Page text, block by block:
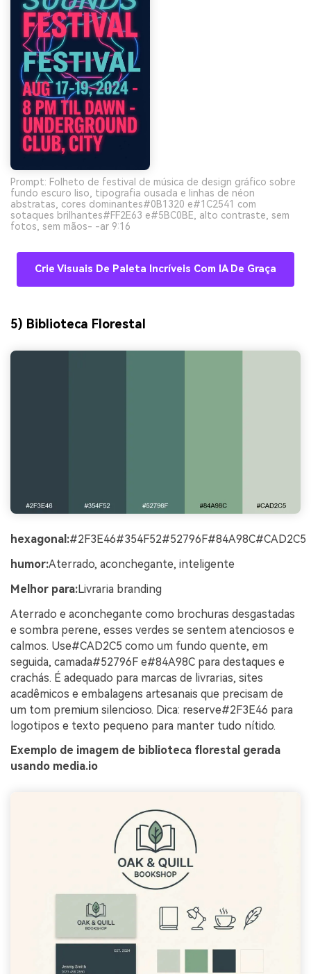
Prompt: Folheto de festival de música de design gráfico sobre
fundo escuro liso, tipografia ousada e linhas de néon
abstratas, cores dominantes#0B1320 e#1C2541 com
sotaques brilhantes#FF2E63 e#5BC0BE, alto contraste, sem
fotos, sem mãos- -ar 9:16
Crie Visuais De Paleta Incríveis Com IA De Graça
5) Biblioteca Florestal
hexagonal:#2F3E46#354F52#52796F#84A98C#CAD2C5
humor:Aterrado, aconchegante, inteligente
Melhor para:Livraria branding
Aterrado e aconchegante como brochuras desgastadas
e sombra perene, esses verdes se sentem atenciosos e
calmos. Use#CAD2C5 como um fundo quente, em
seguida, camada#52796F e#84A98C para destaques e
crachás. É adequado para marcas de livrarias, sites
acadêmicos e embalagens artesanais que precisam de
um tom premium silencioso. Dica: reserve#2F3E46 para
logotipos e texto pequeno para manter tudo nítido.
Exemplo de imagem de biblioteca florestal gerada
usando media.io